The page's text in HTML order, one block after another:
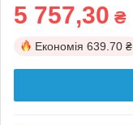
5 757,30 ₴
Економія 639.70 ₴